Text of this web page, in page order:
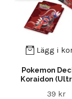
Lägg i
Pokemon
Koraidon
39 kr